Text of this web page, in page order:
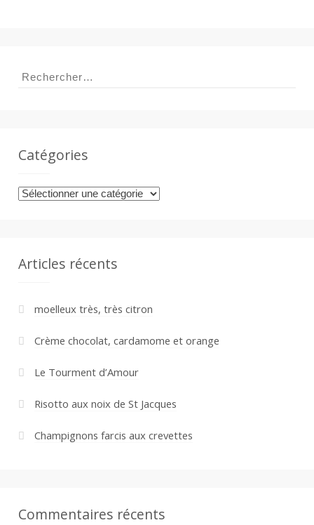
Rechercher :
Catégories
Catégories
Articles récents
moelleux très, très citron
Crème chocolat, cardamome et orange
Le Tourment d’Amour
Risotto aux noix de St Jacques
Champignons farcis aux crevettes
Commentaires récents